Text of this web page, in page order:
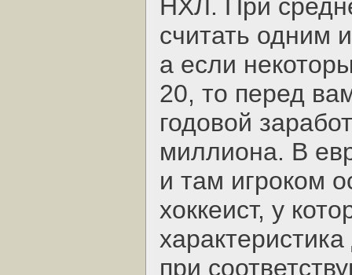
НХЛ. При
считать одним
а если
20, то перед
годовой
миллиона. В
и там игроком
хоккеист, у
при